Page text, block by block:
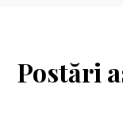
Postări